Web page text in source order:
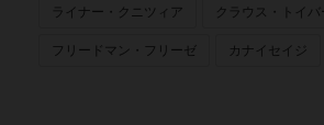
ライナー・クニツィア クラウス・トイバ
フリードマン・フリーゼ カナイセイジ